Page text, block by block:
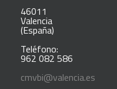
46011
Valencia
(España)
Teléfono:
962 082 586
cmvbi@valencia.es